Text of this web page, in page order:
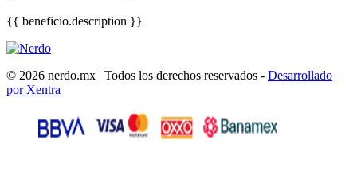
{{ beneficio.description }}
© 2026 nerdo.mx | Todos los derechos reservados - Desarrollado
por Xentra